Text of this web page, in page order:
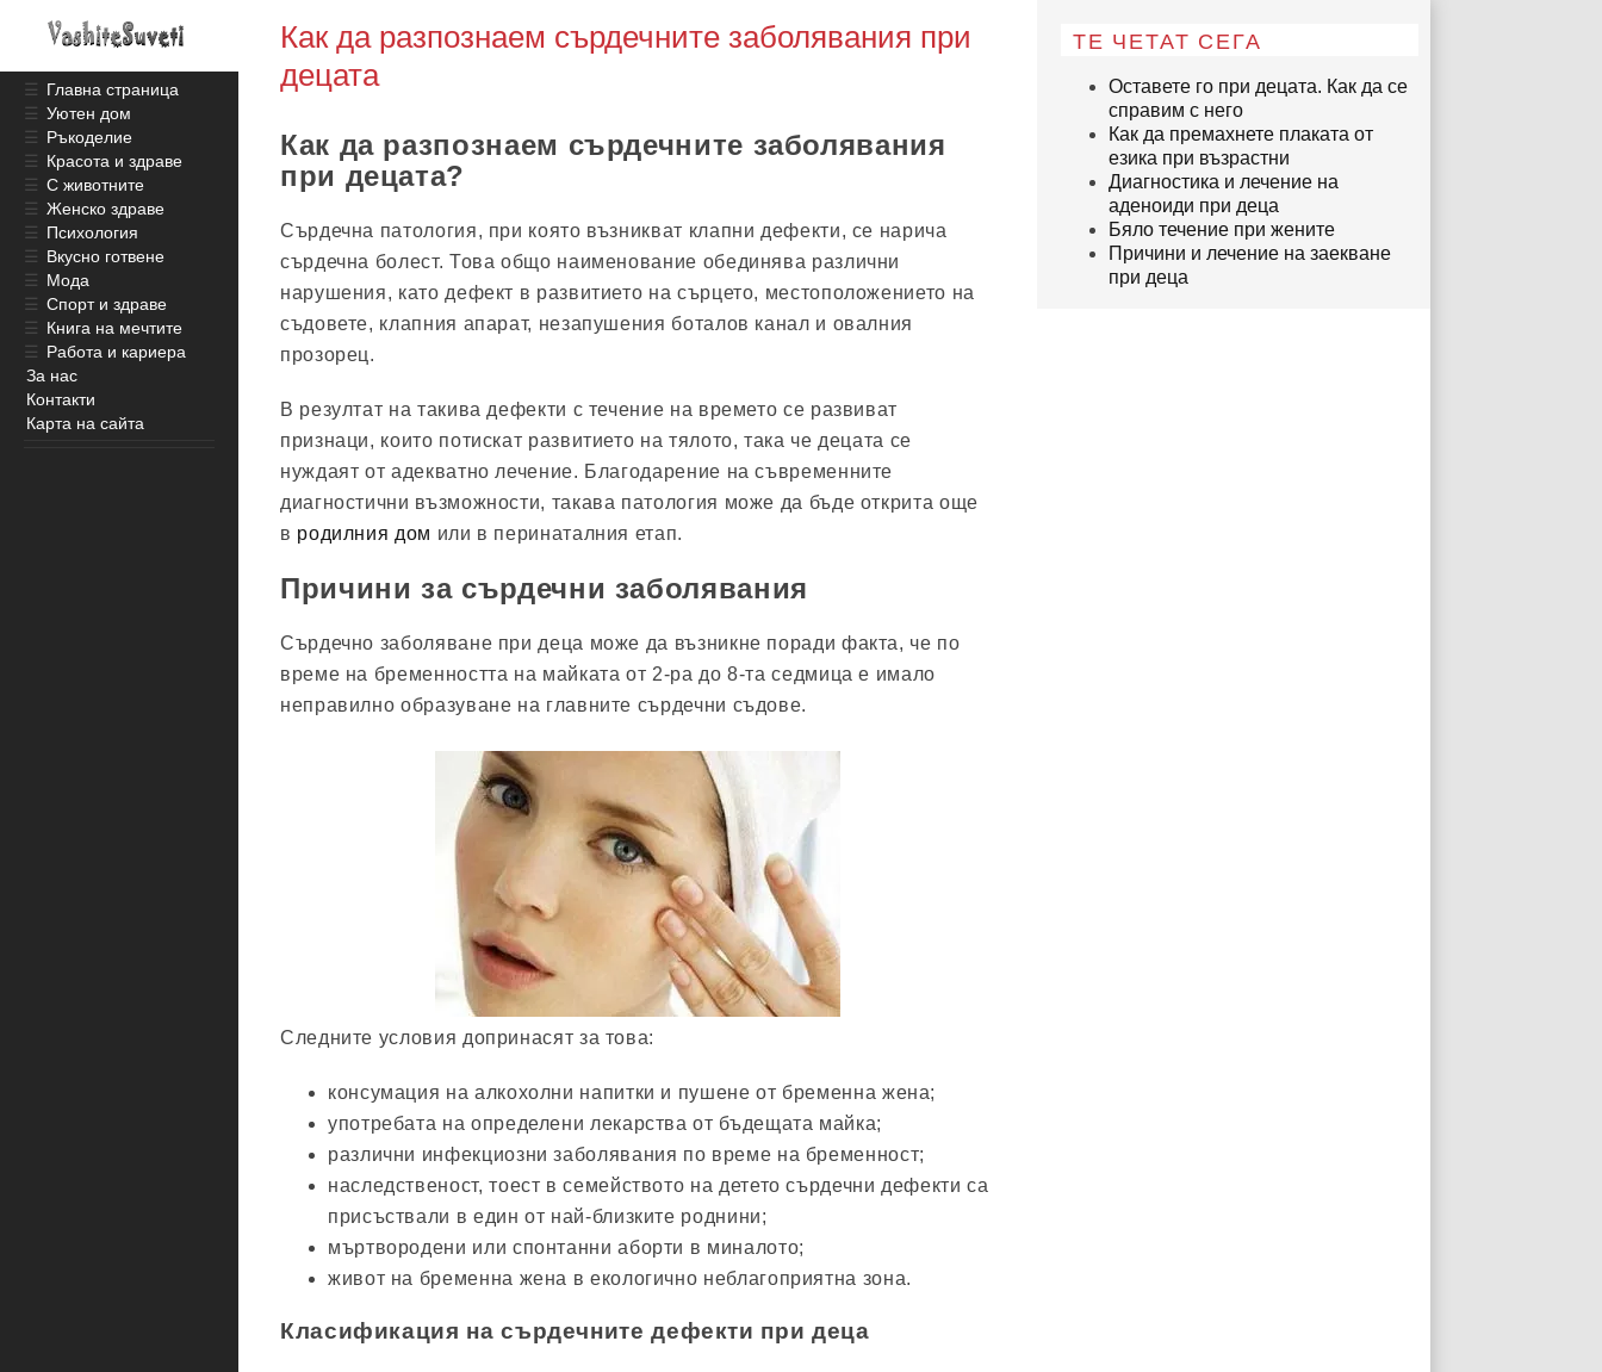
Как да разпознаем сърдечните заболявания при
децата
Как да разпознаем сърдечните заболявания
при децата?
Сърдечна патология, при която възникват клапни дефекти, се нарича
сърдечна болест. Това общо наименование обединява различни
нарушения, като дефект в развитието на сърцето, местоположението на
съдовете, клапния апарат, незапушения боталов канал и овалния
прозорец.
В резултат на такива дефекти с течение на времето се развиват
признаци, които потискат развитието на тялото, така че децата се
нуждаят от адекватно лечение. Благодарение на съвременните
диагностични възможности, такава патология може да бъде открита още
в родилния дом или в перинаталния етап.
Причини за сърдечни заболявания
Сърдечно заболяване при деца може да възникне поради факта, че по
време на бременността на майката от 2-ра до 8-та седмица е имало
неправилно образуване на главните сърдечни съдове.
Следните условия допринасят за това:
консумация на алкохолни напитки и пушене от бременна жена;
употребата на определени лекарства от бъдещата майка;
различни инфекциозни заболявания по време на бременност;
наследственост, тоест в семейството на детето сърдечни дефекти са
присъствали в един от най-близките роднини;
мъртвородени или спонтанни аборти в миналото;
живот на бременна жена в екологично неблагоприятна зона.
Класификация на сърдечните дефекти при деца
ТЕ ЧЕТАТ СЕГА
Оставете го при децата. Как да се
справим с него
Как да премахнете плаката от
езика при възрастни
Диагностика и лечение на
аденоиди при деца
Бяло течение при жените
Причини и лечение на заекване
при деца
☰ Главна страница
☰ Уютен дом
☰ Ръкоделие
☰ Красота и здраве
☰ С животните
☰ Женско здраве
☰ Психология
☰ Вкусно готвене
☰ Мода
☰ Спорт и здраве
☰ Книга на мечтите
☰ Работа и кариера
За нас
Контакти
Карта на сайта